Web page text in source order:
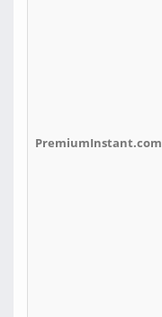
PremiumInstant.com